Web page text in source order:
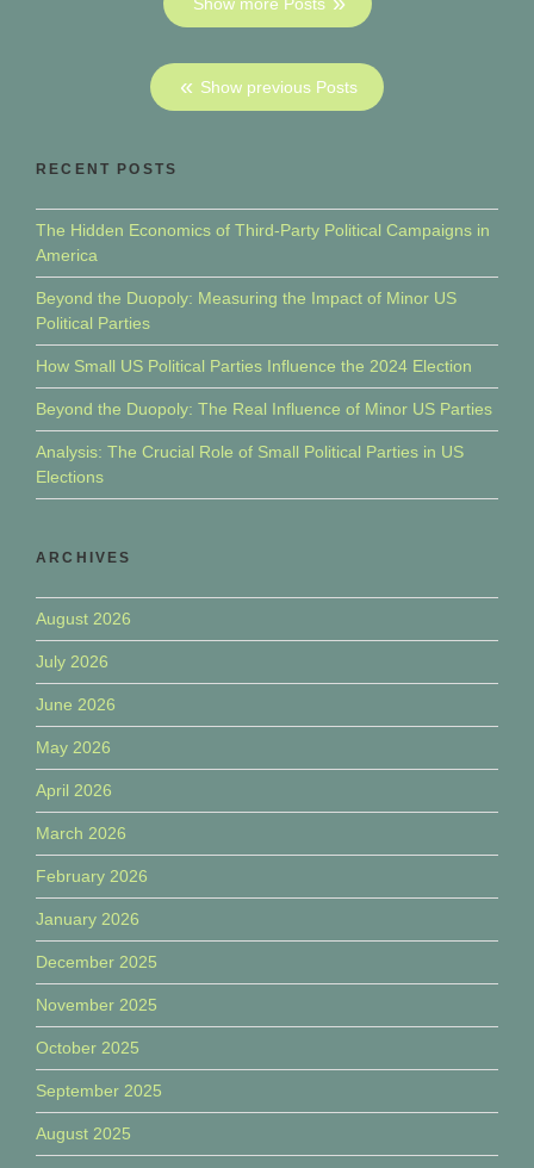
Show more Posts
Show previous Posts
RECENT POSTS
The Hidden Economics of Third-Party Political Campaigns in
America
Beyond the Duopoly: Measuring the Impact of Minor US
Political Parties
How Small US Political Parties Influence the 2024 Election
Beyond the Duopoly: The Real Influence of Minor US Parties
Analysis: The Crucial Role of Small Political Parties in US
Elections
ARCHIVES
August 2026
July 2026
June 2026
May 2026
April 2026
March 2026
February 2026
January 2026
December 2025
November 2025
October 2025
September 2025
August 2025